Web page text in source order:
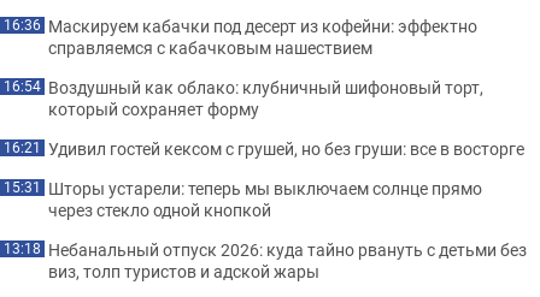
16:36 Маскируем кабачки под десерт из кофейни: эффектно
справляемся с кабачковым нашествием
16:54 Воздушный как облако: клубничный шифоновый торт,
который сохраняет форму
16:21 Удивил гостей кексом с грушей, но без груши: все в восторге
15:31 Шторы устарели: теперь мы выключаем солнце прямо
через стекло одной кнопкой
13:18 Небанальный отпуск 2026: куда тайно рвануть с детьми без
виз, толп туристов и адской жары